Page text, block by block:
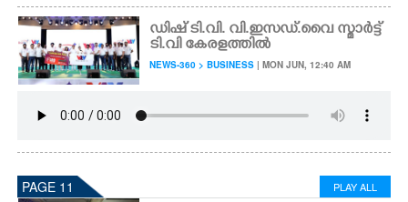
ഡിഷ് ടി.വി. വി.ഇസഡ്.വൈ സ്മാർട്ട്
ടി.വി കേരളത്തിൽ
NEWS-360 > BUSINESS | MON JUN, 12:40 AM
PAGE 11 PLAY ALL